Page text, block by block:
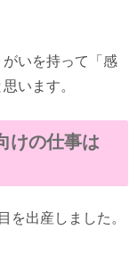
いを持って「感
います。
けの仕事は
を出産しました。